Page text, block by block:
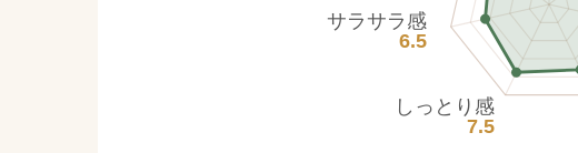
しっとり感
7.5
サラサラ感
6.5